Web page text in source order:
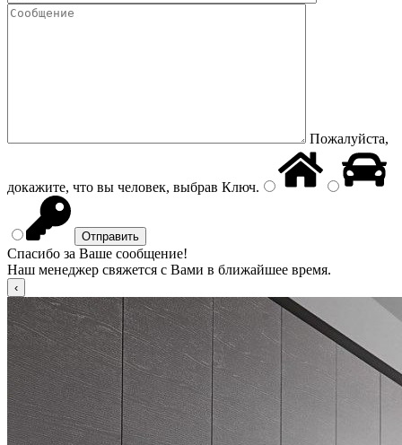
Пожалуйста,
докажите, что вы человек, выбрав Ключ.
Спасибо за Ваше сообщение!
Наш менеджер свяжется с Вами в ближайшее время.